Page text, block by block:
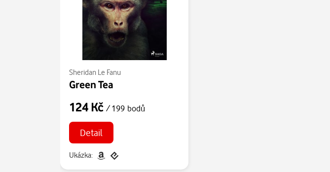
Sheridan Le Fanu
Green Tea
124 Kč / 199 bodů
Detail
Ukázka: